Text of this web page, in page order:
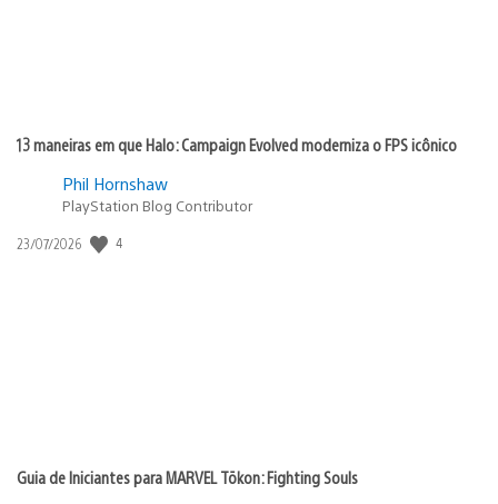
13 maneiras em que Halo: Campaign Evolved moderniza o FPS icônico
Phil Hornshaw
PlayStation Blog Contributor
Data
23/07/2026 4
Guia de Iniciantes para MARVEL Tōkon: Fighting Souls